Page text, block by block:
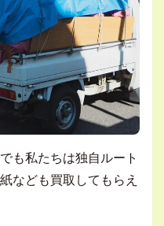
も私たちは独自ルート
なども買取してもらえ